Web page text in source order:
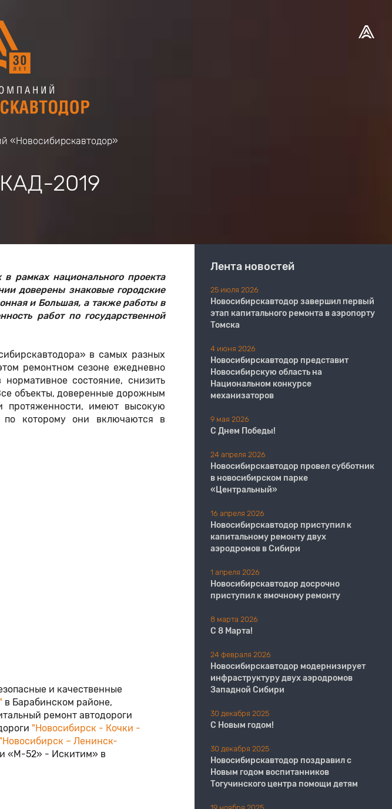
«Новосибирскавтодор»
2019
рамках национального проекта
доверены знаковые городские
и Большая, а также работы в
работ по государственной
в самых разных
ремонтном сезоне ежедневно
состояние, снизить
объекты, доверенные дорожным
протяженности, имеют высокую
которому они включаются в
и качественные
в Барабинском районе,
ремонт автодороги
"Новосибирск - Кочки -
"Новосибирск – Ленинск-
«М-52» - Искитим» в
Лента новостей
25 июля 2026
Новосибирскавтодор завершил первый
этап капитального ремонта в аэропорту
Томска
4 июня 2026
Новосибирскавтодор представит
Новосибирскую область на
Национальном конкурсе
механизаторов
9 мая 2026
С Днем Победы!
24 апреля 2026
Новосибирскавтодор провел субботник
в новосибирском парке
«Центральный»
16 апреля 2026
Новосибирскавтодор приступил к
капитальному ремонту двух
аэродромов в Сибири
1 апреля 2026
Новосибирскавтодор досрочно
приступил к ямочному ремонту
8 марта 2026
С 8 Марта!
24 февраля 2026
Новосибирскавтодор модернизирует
инфраструктуру двух аэродромов
Западной Сибири
30 декабря 2025
С Новым годом!
30 декабря 2025
Новосибирскавтодор поздравил с
Новым годом воспитанников
Тогучинского центра помощи детям